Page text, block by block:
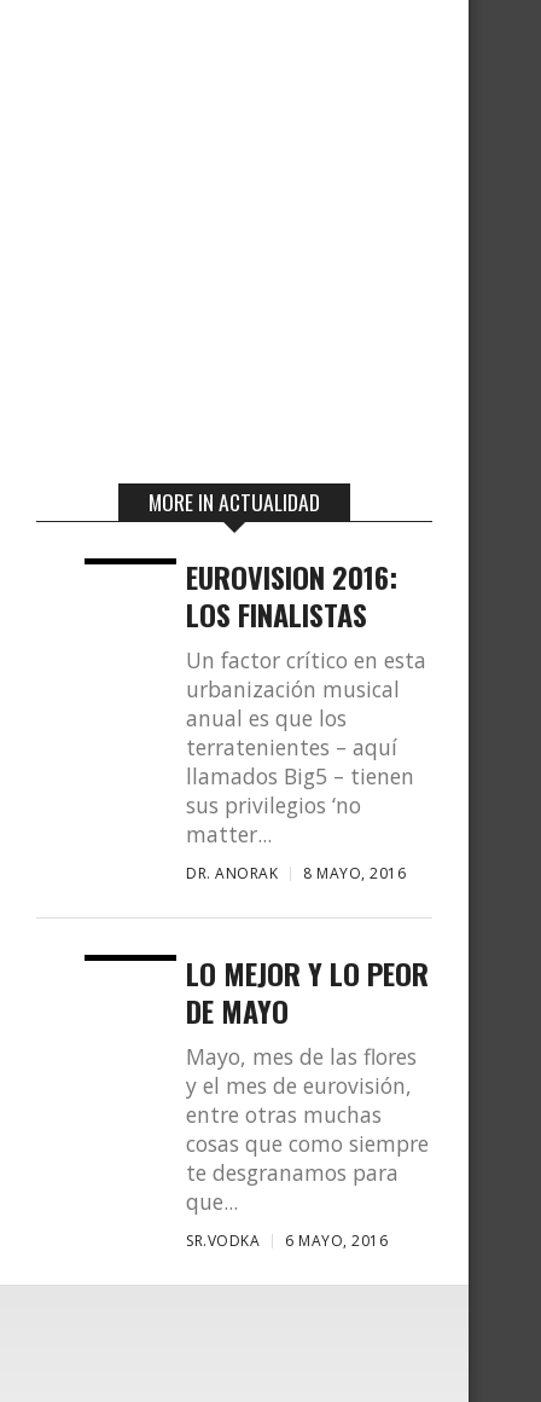
MORE IN ACTUALIDAD
EUROVISION 2016:
LOS FINALISTAS
Un factor crítico en esta
urbanización musical
anual es que los
terratenientes – aquí
llamados Big5 – tienen
sus privilegios ‘no
matter...
DR. ANORAK 8 MAYO, 2016
LO MEJOR Y LO PEOR
DE MAYO
Mayo, mes de las flores
y el mes de eurovisión,
entre otras muchas
cosas que como siempre
te desgranamos para
que...
SR.VODKA 6 MAYO, 2016